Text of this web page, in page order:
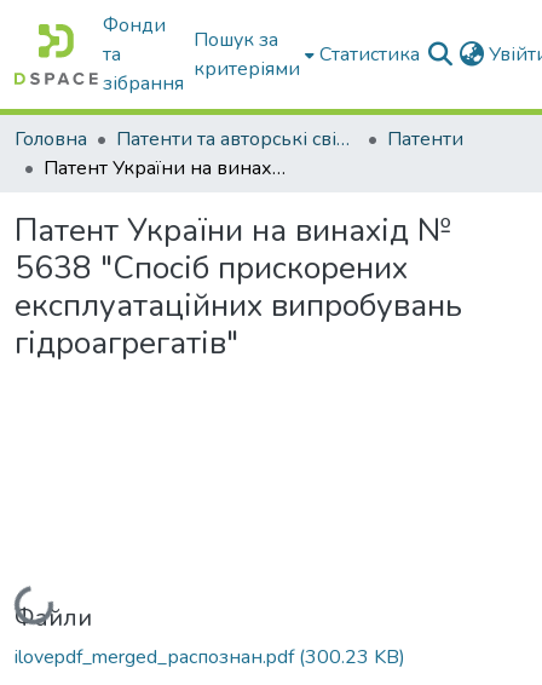
Фонди
та
зібрання
Пошук за
критеріями
Статистика
Головна Патенти та авторські свідоцтва
Патенти
Патент України на винахід № 5638 "Спосіб прискорених експлуатаційних випробувань гідроагрегатів"
Патент України на винахід №
5638 "Спосіб прискорених
експлуатаційних випробувань
гідроагрегатів"
Вантажиться...
Файли
ilovepdf_merged_распознан.pdf(300.23 KB)